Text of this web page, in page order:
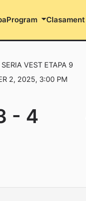
Program Clasament
VEST ETAPA 9
2, 2025, 3:00 PM
- 4